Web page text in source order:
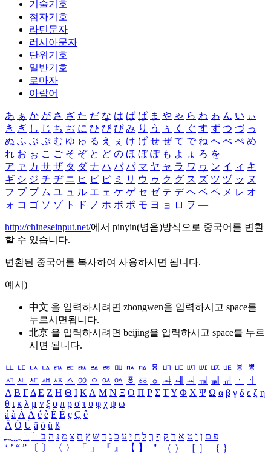
기술기호
첨자기호
라틴문자
러시아문자
단위기호
일반기호
로마자
아랍어
あ ぁ か が さ ざ た だ な は ば ぱ ま や ゃ ら わ ゎ ん い ぃ
き ぎ し じ ち ぢ に ひ び ぴ み り う ぅ く ぐ す ず つ づ っ
ぬ ふ ぶ ぷ む ゆ ゅ る え ぇ け げ せ ぜ て で ね へ べ ぺ め
れ お ぉ こ ご そ ぞ と ど の ほ ぼ ぽ も よ ょ ろ を
ア ァ カ サ ザ タ ダ ナ ハ バ パ マ ヤ ャ ラ ワ ヮ ン イ ィ キ
ギ シ ジ チ ヂ ニ ヒ ビ ピ ミ リ ウ ゥ ク グ ス ズ ツ ヅ ッ ヌ
フ ブ プ ム ユ ュ ル エ ェ ケ ゲ セ ゼ テ デ ヘ ベ ペ メ レ オ
ォ コ ゴ ソ ゾ ト ド ノ ホ ボ ポ モ ヨ ョ ロ ヲ ―
http://chineseinput.net/에서 pinyin(병음)방식으로 중국어를 변환
할 수 있습니다.
변환된 중국어를 복사하여 사용하시면 됩니다.
예시)
中文 을 입력하시려면 zhongwen을 입력하시고 space를
누르시면됩니다.
北京 을 입력하시려면 beijing을 입력하시고 space를 누르
시면 됩니다.
ㅥ ㅦ ㅧ ㅨ ㅩ ㅪ ㅫ ㅬ ㅭ ㅮ ㅯ ㅰ ㅱ ㅲ ㅳ ㅴ ㅵ ㅶ ㅷ ㅸ
ㅹ
ㅺ ㅻ ㅼ ㅽ ㅾ ㅿ ㆀ ㆁ ㆂ ㆃ ㆄ ㆅ ㆆ ㆇ ㆈ ㆉ ㆊ ㆋ ㆌ ㆍ
ㆎ
Α Β ΓΔ Ε Ζ Η Θ Ι ΚΛ Μ Ν Ξ Ο Π Ρ Σ ΤΥ Φ Χ Ψ Ω α β γ δ ε ζ η
θ ι κ λ μ ν ξ ο π ρ σ τ υ φ χ ψ ω
á à Á À é è É È ç Ç ê
Ä Ö Ü ä ö ü ß
ִֶֹ ֻּ ׁׂ פ ם ן ו ט א ר ק ף ך ל ח י ע כ ג ד ש ץ ת צ מ נ ה ב
‘ ’ “ ” 〔 〕 〈 〉 「 」 『 』 【 】 ＂ （ ） ［ ］ ｛ ｝